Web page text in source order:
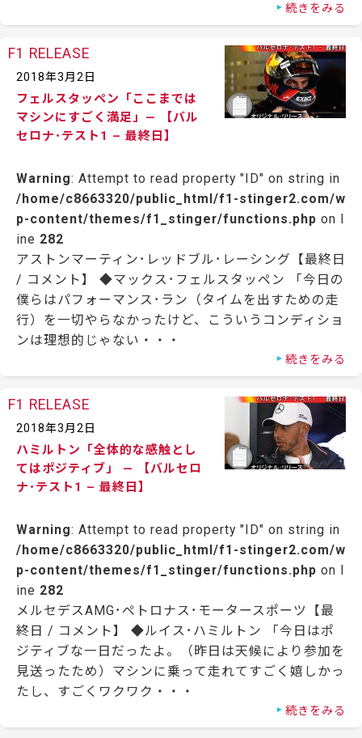
続きをみる
F1 RELEASE
2018年3月2日
フェルスタッペン「ここまでは
マシンにすごく満足」— 【バル
セロナ･テスト1 – 最終日】
Warning: Attempt to read property "ID" on string in
/home/c8663320/public_html/f1-stinger2.com/w
p-content/themes/f1_stinger/functions.php on l
ine 282
アストンマーティン･レッドブル･レーシング【最終日
/ コメント】 ◆マックス･フェルスタッペン 「今日の
僕らはパフォーマンス･ラン（タイムを出すための走
行）を一切やらなかったけど、こういうコンディショ
ンは理想的じゃない・・・
続きをみる
F1 RELEASE
2018年3月2日
ハミルトン「全体的な感触とし
てはポジティブ」 — 【バルセロ
ナ･テスト1 – 最終日】
Warning: Attempt to read property "ID" on string in
/home/c8663320/public_html/f1-stinger2.com/w
p-content/themes/f1_stinger/functions.php on l
ine 282
メルセデスAMG･ペトロナス･モータースポーツ【最
終日 / コメント】 ◆ルイス･ハミルトン 「今日はポ
ジティブな一日だったよ。（昨日は天候により参加を
見送ったため）マシンに乗って走れてすごく嬉しかっ
たし、すごくワクワク・・・
続きをみる